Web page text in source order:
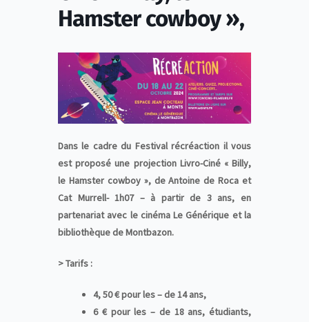
Hamster cowboy »,
Dans le cadre du Festival récréaction il vous
est proposé une projection Livro-Ciné « Billy,
le Hamster cowboy », de Antoine de Roca et
Cat Murrell- 1h07 – à partir de 3 ans, en
partenariat avec le cinéma Le Générique et la
bibliothèque de Montbazon.
> Tarifs :
4, 50 € pour les – de 14 ans,
6 € pour les – de 18 ans, étudiants,